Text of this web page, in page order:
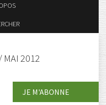
MAI 2012
JE M'ABONNE